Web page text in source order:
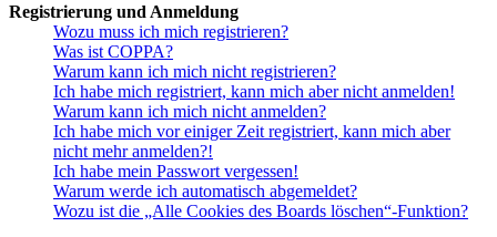
Registrierung und Anmeldung
Wozu muss ich mich registrieren?
Was ist COPPA?
Warum kann ich mich nicht registrieren?
Ich habe mich registriert, kann mich aber nicht anmelden!
Warum kann ich mich nicht anmelden?
Ich habe mich vor einiger Zeit registriert, kann mich aber
nicht mehr anmelden?!
Ich habe mein Passwort vergessen!
Warum werde ich automatisch abgemeldet?
Wozu ist die „Alle Cookies des Boards löschen“-Funktion?